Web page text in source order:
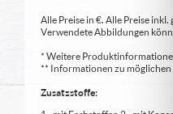
Alle Preise in €. Alle Preise
Verwendete Abbildungen
* Weitere
** Informationen zu
Zusatzstoffe: